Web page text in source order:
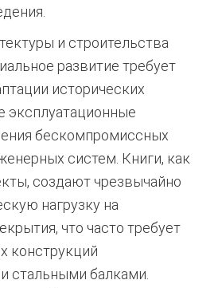
и строительства
развитие требует
исторических
эксплуатационные
бескомпромиссных
систем. Книги, как
создают чрезвычайно
нагрузку на
что часто требует
конструкций
стальными балками.